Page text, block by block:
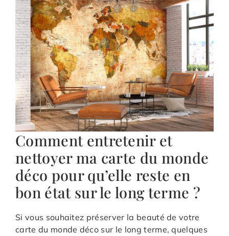
Comment entretenir et
nettoyer ma carte du monde
déco pour qu’elle reste en
bon état sur le long terme ?
Si vous souhaitez préserver la beauté de votre
carte du monde déco sur le long terme, quelques